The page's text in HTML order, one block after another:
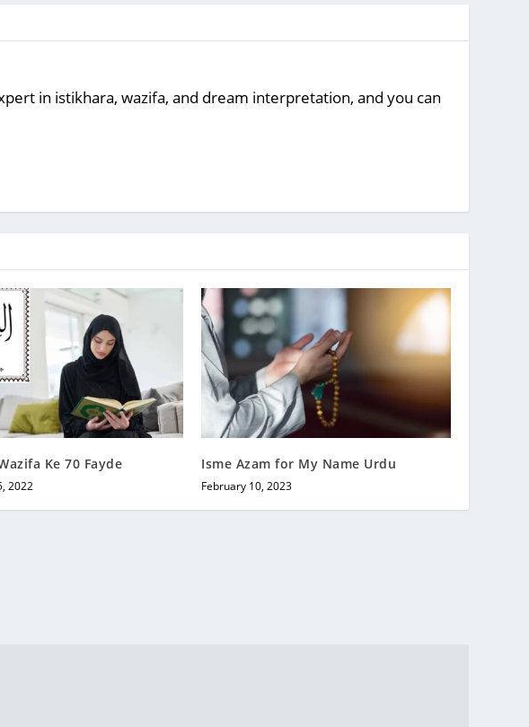
in istikhara, wazifa, and dream interpretation, and you can
Ke 70 Fayde
2022
Isme Azam for My Name Urdu
February 10, 2023